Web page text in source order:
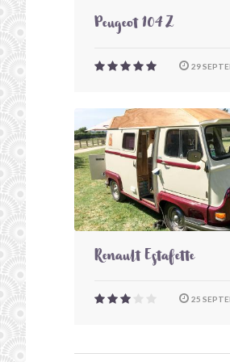
Peugeot 104 Z
29
Renault Estafette
25